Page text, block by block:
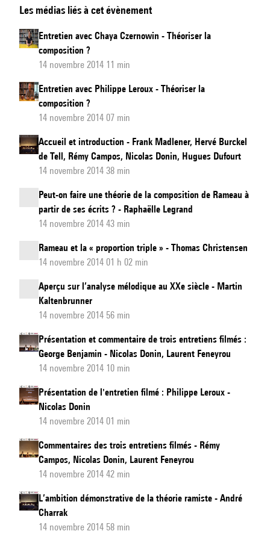
et
enchaînement:
des
fonctions
tonales
et
sonales
Les médias liés à cet évènement
Entretien avec Chaya Czernowin - Théoriser la
composition ?
14 novembre 2014 11 min
Entretien avec Philippe Leroux - Théoriser la
composition ?
14 novembre 2014 07 min
Accueil et introduction - Frank Madlener, Hervé Burckel
de Tell, Rémy Campos, Nicolas Donin, Hugues Dufourt
14 novembre 2014 38 min
Peut-on faire une théorie de la composition de Rameau à
partir de ses écrits ? - Raphaëlle Legrand
14 novembre 2014 43 min
Rameau et la « proportion triple » - Thomas Christensen
14 novembre 2014 01 h 02 min
Aperçu sur l’analyse mélodique au XXe siècle - Martin
Kaltenbrunner
14 novembre 2014 56 min
Présentation et commentaire de trois entretiens filmés :
George Benjamin - Nicolas Donin, Laurent Feneyrou
14 novembre 2014 10 min
Présentation de l'entretien filmé : Philippe Leroux -
Nicolas Donin
14 novembre 2014 01 min
Commentaires des trois entretiens filmés - Rémy
Campos, Nicolas Donin, Laurent Feneyrou
14 novembre 2014 42 min
L’ambition démonstrative de la théorie ramiste - André
Charrak
14 novembre 2014 58 min